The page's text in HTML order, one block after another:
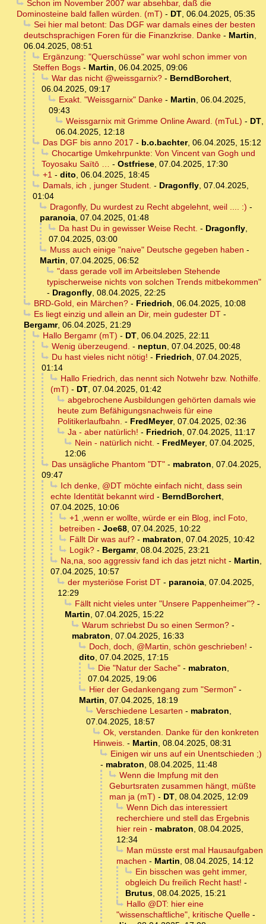
Schon im November 2007 war absehbar, daß die
Dominosteine bald fallen würden. (mT) - DT, 06.04.2025, 05:35
Sei hier mal betont: Das DGF war damals eines der besten
deutschsprachigen Foren für die Finanzkrise. Danke - Martin,
06.04.2025, 08:51
Ergänzung: "Querschüsse" war wohl schon immer von
Steffen Bogs - Martin, 06.04.2025, 09:06
War das nicht @weissgarnix?- BerndBorchert,
06.04.2025, 09:17
Exakt. "Weissgarnix" Danke- Martin, 06.04.2025,
09:43
Weissgarnix mit Grimme Online Award. (mTuL) - DT,
06.04.2025, 12:18
Das DGF bis anno 2017 - b.o.bachter, 06.04.2025, 15:12
Chocartige Umkehrpunkte: Von Vincent van Gogh und
Toyosaku Saïtō … - Ostfriese, 07.04.2025, 17:30
+1- dito, 06.04.2025, 18:45
Damals, ich , junger Student. - Dragonfly, 07.04.2025,
01:04
Dragonfly, Du wurdest zu Recht abgelehnt, weil .... :) -
paranoia, 07.04.2025, 01:48
Da hast Du in gewisser Weise Recht. - Dragonfly,
07.04.2025, 03:00
Muss auch einige "naive" Deutsche gegeben haben -
Martin, 07.04.2025, 06:52
"dass gerade voll im Arbeitsleben Stehende
typischerweise nichts von solchen Trends mitbekommen"
- Dragonfly, 08.04.2025, 22:25
BRD-Gold, ein Märchen?- Friedrich, 06.04.2025, 10:08
Es liegt einzig und allein an Dir, mein gudester DT-
Bergamr, 06.04.2025, 21:29
Hallo Bergamr (mT) - DT, 06.04.2025, 22:11
Wenig überzeugend. - neptun, 07.04.2025, 00:48
Du hast vieles nicht nötig! - Friedrich, 07.04.2025,
01:14
Hallo Friedrich, das nennt sich Notwehr bzw. Nothilfe.
(mT) - DT, 07.04.2025, 01:42
abgebrochene Ausbildungen gehörten damals wie
heute zum Befähigungsnachweis für eine
Politikerlaufbahn. - FredMeyer, 07.04.2025, 02:36
Ja - aber natürlich! - Friedrich, 07.04.2025, 11:17
Nein - natürlich nicht. - FredMeyer, 07.04.2025,
12:06
Das unsägliche Phantom "DT"- mabraton, 07.04.2025,
09:47
Ich denke, @DT möchte einfach nicht, dass sein
echte Identität bekannt wird - BerndBorchert,
07.04.2025, 10:06
+1 ,wenn er wollte, würde er ein Blog, incl Foto,
betreiben - Joe68, 07.04.2025, 10:22
Fällt Dir was auf?- mabraton, 07.04.2025, 10:42
Logik?- Bergamr, 08.04.2025, 23:21
Na,na, soo aggressiv fand ich das jetzt nicht- Martin,
07.04.2025, 10:57
der mysteriöse Forist DT- paranoia, 07.04.2025,
12:29
Fällt nicht vieles unter "Unsere Pappenheimer"?-
Martin, 07.04.2025, 15:22
Warum schriebst Du so einen Sermon?-
mabraton, 07.04.2025, 16:33
Doch, doch, @Martin, schön geschrieben! -
dito, 07.04.2025, 17:15
Die "Natur der Sache"- mabraton,
07.04.2025, 19:06
Hier der Gedankengang zum "Sermon"-
Martin, 07.04.2025, 18:19
Verschiedene Lesarten - mabraton,
07.04.2025, 18:57
Ok, verstanden. Danke für den konkreten
Hinweis. - Martin, 08.04.2025, 08:31
Einigen wir uns auf ein Unentschieden ;)
- mabraton, 08.04.2025, 11:48
Wenn die Impfung mit den
Geburtsraten zusammen hängt, müßte
man ja (mT) - DT, 08.04.2025, 12:09
Wenn Dich das interessiert
recherchiere und stell das Ergebnis
hier rein - mabraton, 08.04.2025,
12:34
Man müsste erst mal Hausaufgaben
machen - Martin, 08.04.2025, 14:12
Ein bisschen was geht immer,
obgleich Du freilich Recht hast! -
Brutus, 08.04.2025, 15:21
Hallo @DT: hier eine
"wissenschaftliche", kritische Quelle -